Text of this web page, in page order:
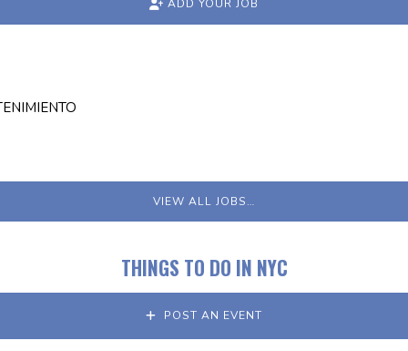
ADD YOUR JOB
VIEW ALL JOBS…
THINGS TO DO IN NYC
POST AN EVENT